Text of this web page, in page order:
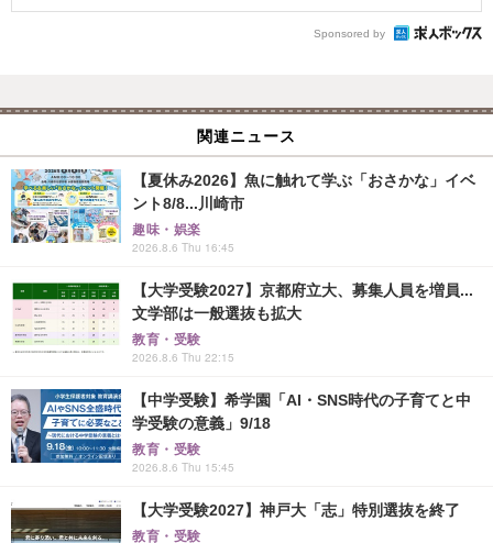
Sponsored by
関連ニュース
【夏休み2026】魚に触れて学ぶ「おさかな」イベ
ント8/8...川崎市
趣味・娯楽
2026.8.6 Thu 16:45
【大学受験2027】京都府立大、募集人員を増員...
文学部は一般選抜も拡大
教育・受験
2026.8.6 Thu 22:15
【中学受験】希学園「AI・SNS時代の子育てと中
学受験の意義」9/18
教育・受験
2026.8.6 Thu 15:45
【大学受験2027】神戸大「志」特別選抜を終了
教育・受験